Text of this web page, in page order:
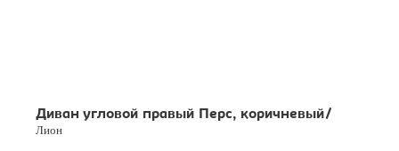
Диван угловой правый Перс, коричневый/
Лион